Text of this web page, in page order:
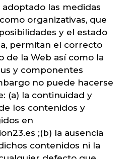
las medidas
organizativas, que
y el estado
permitan el correcto
de la Web así como la
y componentes
no puede hacerse
(a) la continuidad y
los contenidos y
en
;(b) la ausencia
contenidos ni la